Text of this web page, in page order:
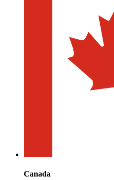
Canada